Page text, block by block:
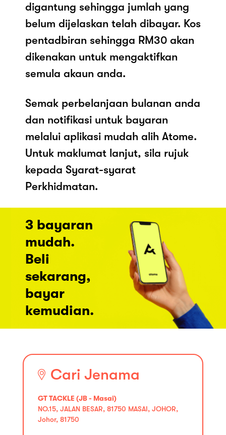
digantung sehingga jumlah yang
belum dijelaskan telah dibayar. Kos
pentadbiran sehingga RM30 akan
dikenakan untuk mengaktifkan
semula akaun anda.
Semak perbelanjaan bulanan anda
dan notifikasi untuk bayaran
melalui aplikasi mudah alih Atome.
Untuk maklumat lanjut, sila rujuk
kepada Syarat-syarat
Perkhidmatan.
3 bayaran
mudah.
Beli
sekarang,
bayar
kemudian.
Cari Jenama
GT TACKLE (JB - Masai)
NO.15, JALAN BESAR, 81750 MASAI, JOHOR,
Johor, 81750